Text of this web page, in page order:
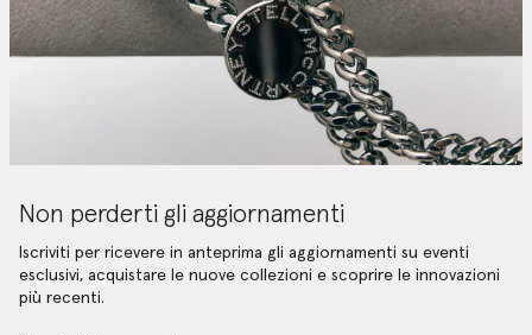
Non perderti gli aggiornamenti
Iscriviti per ricevere in anteprima gli aggiornamenti su eventi
esclusivi, acquistare le nuove collezioni e scoprire le innovazioni
più recenti.